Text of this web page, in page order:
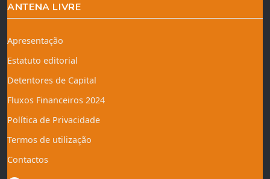
ANTENA LIVRE
Apresentação
Estatuto editorial
Detentores de Capital
Fluxos Financeiros 2024
Política de Privacidade
Termos de utilização
Contactos